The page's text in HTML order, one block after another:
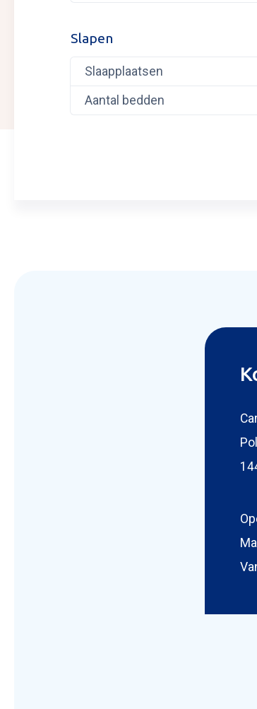
Slapen
Slaapplaatsen
Aantal bedden